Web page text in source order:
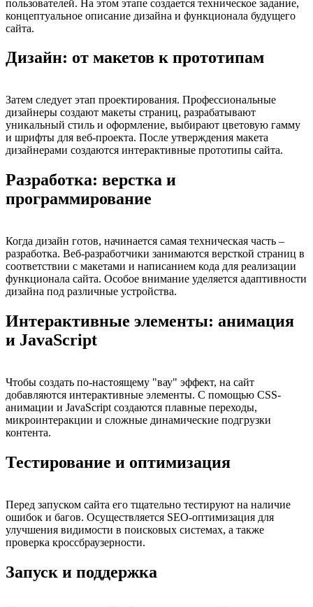
пользователей. На этом этапе создается техническое задание,
концептуальное описание дизайна и функционала будущего
сайта.
Дизайн: от макетов к прототипам
Затем следует этап проектирования. Профессиональные
дизайнеры создают макеты страниц, разрабатывают
уникальный стиль и оформление, выбирают цветовую гамму
и шрифты для веб-проекта. После утверждения макета
дизайнерами создаются интерактивные прототипы сайта.
Разработка: верстка и
программирование
Когда дизайн готов, начинается самая техническая часть –
разработка. Веб-разработчики занимаются версткой страниц в
соответствии с макетами и написанием кода для реализации
функционала сайта. Особое внимание уделяется адаптивности
дизайна под различные устройства.
Интерактивные элементы: анимация
и JavaScript
Чтобы создать по-настоящему "вау" эффект, на сайт
добавляются интерактивные элементы. С помощью CSS-
анимации и JavaScript создаются плавные переходы,
микроинтеракции и сложные динамические подгрузки
контента.
Тестирование и оптимизация
Перед запуском сайта его тщательно тестируют на наличие
ошибок и багов. Осуществляется SEO-оптимизация для
улучшения видимости в поисковых системах, а также
проверка кроссбраузерности.
Запуск и поддержка